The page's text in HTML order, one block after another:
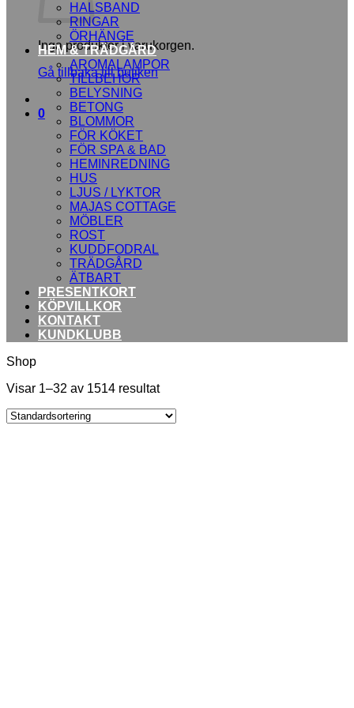
Inga produkter i varukorgen.
Gå tillbaka till butiken
0
HALSBAND
RINGAR
ÖRHÄNGE
HEM & TRÄDGÅRD
AROMALAMPOR
TILLBEHÖR
BELYSNING
BETONG
BLOMMOR
FÖR KÖKET
FÖR SPA & BAD
HEMINREDNING
HUS
LJUS / LYKTOR
MAJAS COTTAGE
MÖBLER
ROST
KUDDFODRAL
TRÄDGÅRD
ÄTBART
PRESENTKORT
KÖPVILLKOR
KONTAKT
KUNDKLUBB
Shop
Visar 1–32 av 1514 resultat